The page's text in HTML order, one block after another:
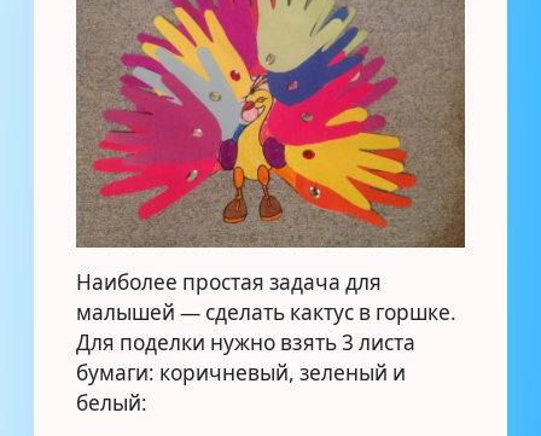
Наиболее простая задача для
малышей — сделать кактус в горшке.
Для поделки нужно взять 3 листа
бумаги: коричневый, зеленый и
белый: